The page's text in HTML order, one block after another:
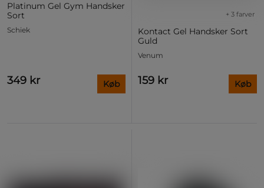
Platinum Gel Gym Handsker
Sort
Schiek
349 kr Køb
Kontact Gel Handsker Sort
Guld
+ 3 farver
Venum
159 kr Køb